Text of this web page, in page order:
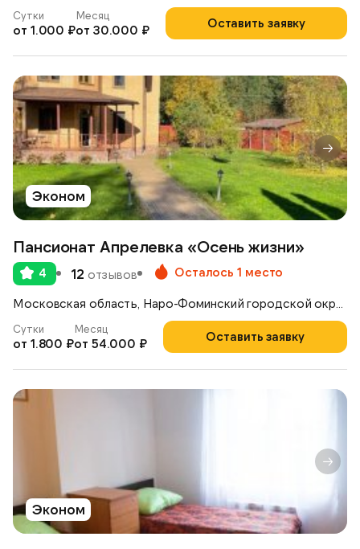
Оставить заявку
Сутки
от 1.000 ₽
Месяц
от 30.000 ₽
Эконом
Пансионат Апрелевка «Осень жизни»
4 12 отзывов Осталось 1 место
Оставить заявку
Сутки
от 1.800 ₽
Месяц
от 54.000 ₽
Эконом